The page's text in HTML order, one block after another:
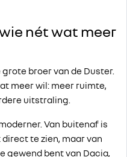
nét wat meer
broer van de Duster.
meer wil: meer ruimte,
uitstraling.
Van buitenaf is
te zien, maar van
gewend bent van Dacia,